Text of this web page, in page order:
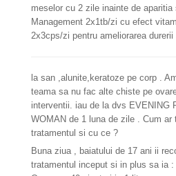
meselor cu 2 zile inainte de
Management 2x1tb/zi cu efect
2x3cps/zi pentru ameliorarea
la san ,alunite,keratoze pe corp .
teama sa nu fac alte chiste pe
interventii. iau de la dvs EVENING
WOMAN de 1 luna de zile . Cum ar
tratamentul si cu ce ?
Buna ziua , baiatului de 17 ani ii
tratamentul inceput si in plus sa ia